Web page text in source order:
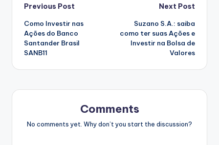
Post
navigation
Previous Post
Como Investir nas
Ações do Banco
Santander Brasil
SANB11
Next Post
Suzano S.A.: saiba
como ter suas Ações e
Investir na Bolsa de
Valores
Comments
No comments yet. Why don’t you start the discussion?